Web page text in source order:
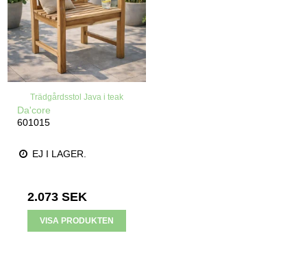
Trädgårdsstol Java i teak
Da'core
601015
EJ I LAGER.
2.073 SEK
VISA PRODUKTEN